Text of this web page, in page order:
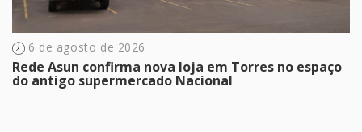
6 de agosto de 2026
Rede Asun confirma nova loja em Torres no espaço
do antigo supermercado Nacional